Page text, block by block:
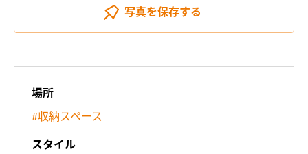
写真を保存する
場所
#収納スペース
スタイル